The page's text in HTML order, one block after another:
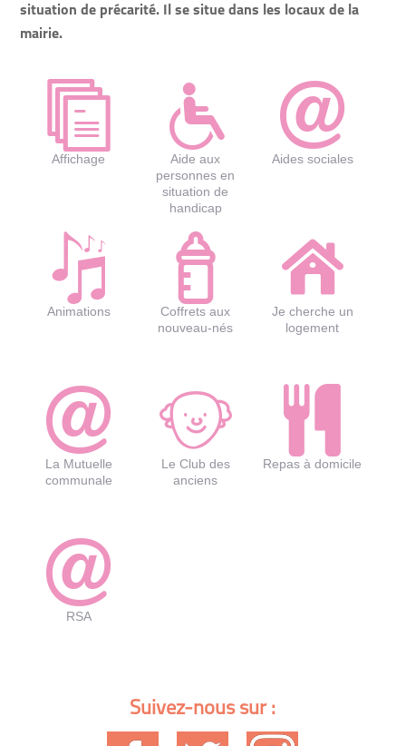
situation de précarité. Il se situe dans les locaux de la
mairie.
Affichage
Aide aux
personnes en
situation de
handicap
Aides sociales
Animations
Coffrets aux
nouveau-nés
Je cherche un
logement
La Mutuelle
communale
Le Club des
anciens
Repas à domicile
RSA
Suivez-nous sur :